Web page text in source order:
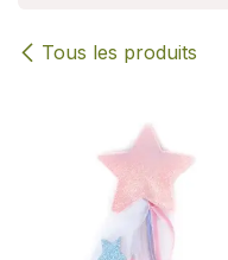
Tous les produits